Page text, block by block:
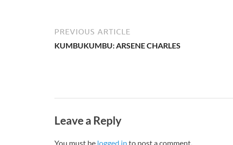
PREVIOUS ARTICLE
KUMBUKUMBU: ARSENE CHARLES
Leave a Reply
You must be logged in to post a comment.